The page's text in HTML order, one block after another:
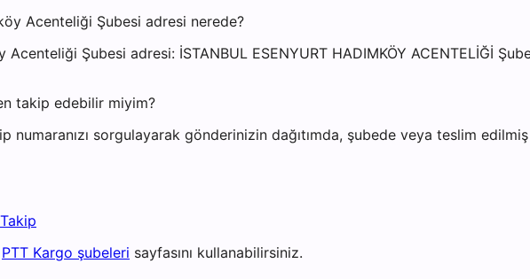
Acenteliği Şubesi adresi nerede?
Şubesi adresi: İSTANBUL ESENYURT HADIMKÖY ACENTELİĞİ
takip edebilir miyim?
numaranızı sorgulayarak gönderinizin dağıtımda, şubede veya teslim
PTT Kargo şubeleri sayfasını kullanabilirsiniz.